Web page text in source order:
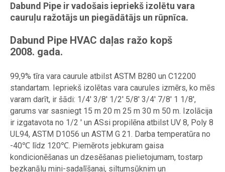
Dabund Pipe ir vadošais iepriekš izolētu vara
cauruļu ražotājs un piegādātājs un rūpnīca.
Dabund Pipe HVAC daļas ražo kopš
2008. gada.
99,9% tīra vara caurule atbilst ASTM B280 un C12200
standartam. Iepriekš izolētas vara caurules izmērs, ko mēs
varam darīt, ir šādi: 1/4' 3/8' 1/2' 5/8' 3/4' 7/8' 1 1/8',
garums var sasniegt 15 m 20 m 25 m 30 m 50 m. Izolācija
ir izgatavota no 1/2 ' un ASsi propilēna atbilst UV 8, Poly 8
UL94, ASTM D1056 un ASTM G 21. Darba temperatūra no
-40℃ līdz 120℃. Piemērots jebkuram gaisa
kondicionēšanas un dzesēšanas pielietojumam, tostarp
bezkanālu mini-sadalīšanai, siltumsūknim un